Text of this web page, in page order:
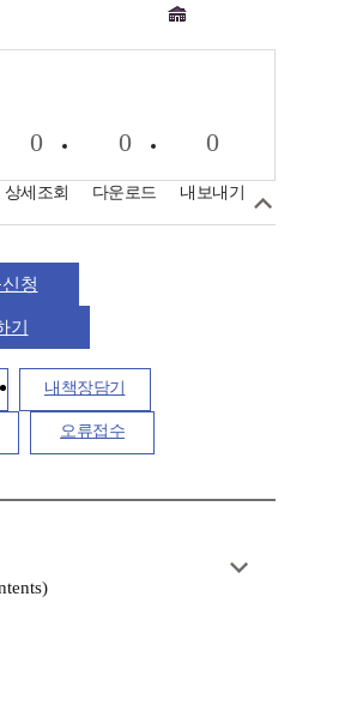
0
상세조회
0
다운로드
0
내보내기
청
기
내책장담기
오류접수